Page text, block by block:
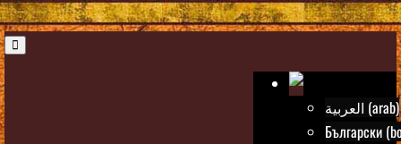
العربية (arab)
Български